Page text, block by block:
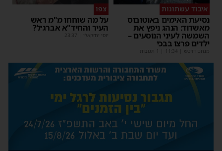
איבוד עשתונות
נסיעת האימים באוטובוס
מאשדוד: הנהג ניפץ את
השמשה לעיני הנוסעים –
ילדים פרצו בבכי
מנחם דויטש 11:34
צפו
על מה שוחחו מ"מ ראש
העיר והחיד"א אברג׳ל?
יוסי יחזקאלי 23:37